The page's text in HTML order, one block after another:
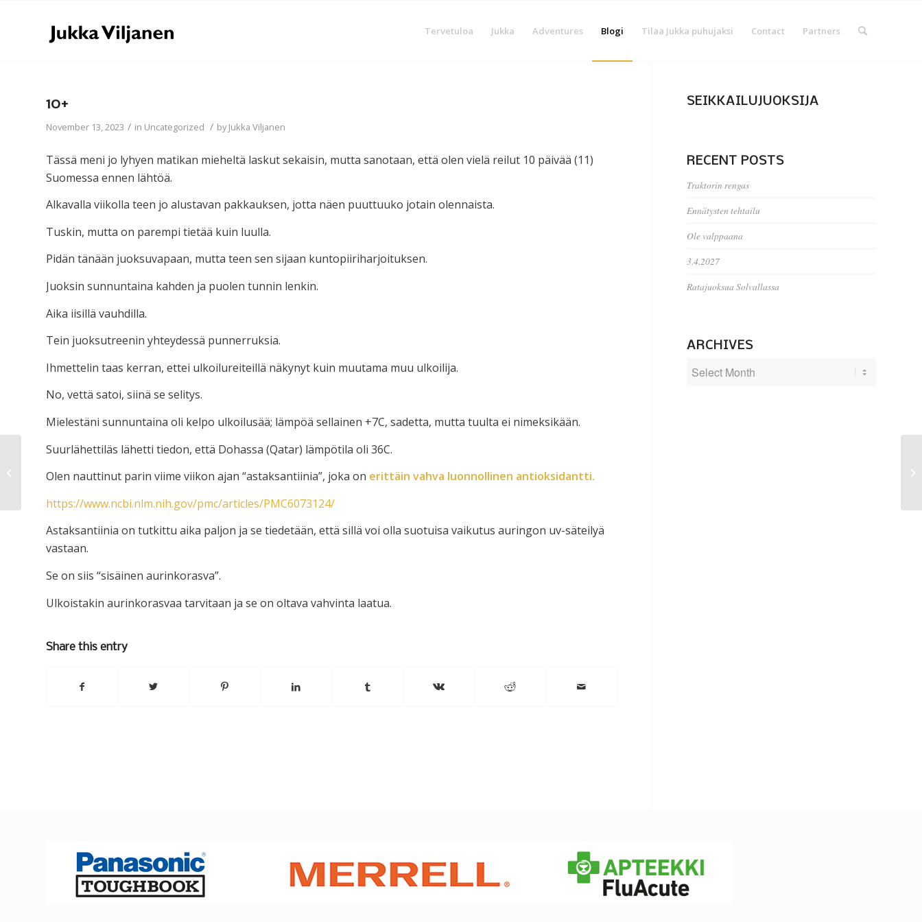
Tervetuloa Jukka Adventures Blogi Tilaa Jukka puhujaksi Contact Partners
10+
November 13, 2023 / in Uncategorized / byJukka Viljanen
Tässä meni jo lyhyen matikan mieheltä laskut sekaisin, mutta sanotaan, että olen vielä reilut 10 päivää (11)
Suomessa ennen lähtöä.
Alkavalla viikolla teen jo alustavan pakkauksen, jotta näen puuttuuko jotain olennaista.
Tuskin, mutta on parempi tietää kuin luulla.
Pidän tänään juoksuvapaan, mutta teen sen sijaan kuntopiiriharjoituksen.
Juoksin sunnuntaina kahden ja puolen tunnin lenkin.
Aika iisillä vauhdilla.
Tein juoksutreenin yhteydessä punnerruksia.
Ihmettelin taas kerran, ettei ulkoilureiteillä näkynyt kuin muutama muu ulkoilija.
No, vettä satoi, siinä se selitys.
Mielestäni sunnuntaina oli kelpo ulkoilusää; lämpöä sellainen +7C, sadetta, mutta tuulta ei nimeksikään.
Suurlähettiläs lähetti tiedon, että Dohassa (Qatar) lämpötila oli 36C.
Olen nauttinut parin viime viikon ajan “astaksantiinia”, joka on erittäin vahva luonnollinen antioksidantti.
https://www.ncbi.nlm.nih.gov/pmc/articles/PMC6073124/
Astaksantiinia on tutkittu aika paljon ja se tiedetään, että sillä voi olla suotuisa vaikutus auringon uv-säteilyä
vastaan.
Se on siis “sisäinen aurinkorasva”.
Ulkoistakin aurinkorasvaa tarvitaan ja se on oltava vahvinta laatua.
Share this entry
SEIKKAILUJUOKSIJA
RECENT POSTS
Traktorin rengas
Ennätysten tehtailu
Ole valppaana
3.4.2027
Ratajuoksua Solvallassa
ARCHIVES